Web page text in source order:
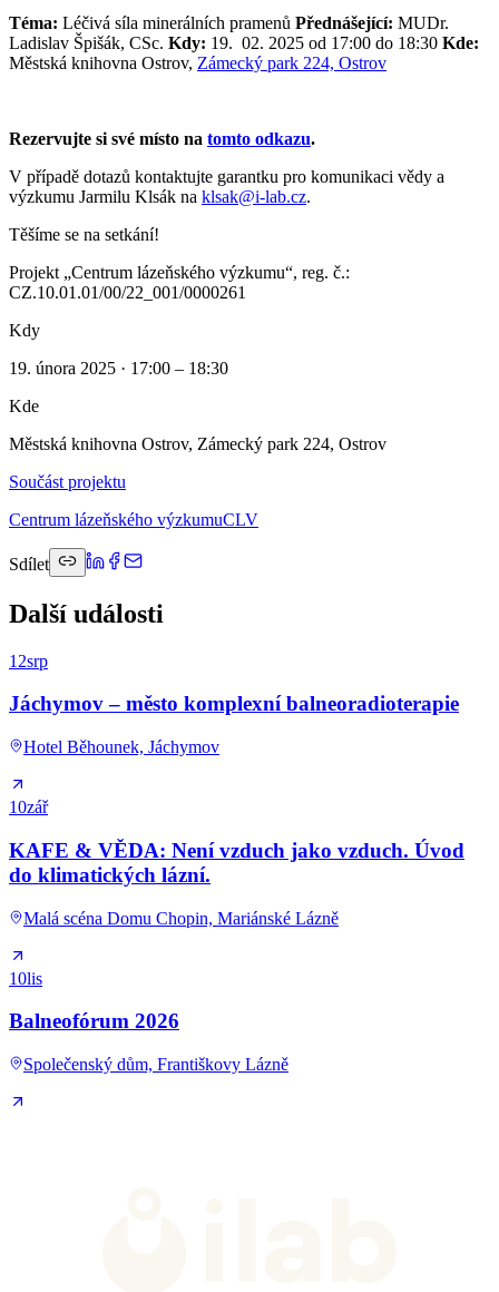
Téma: Léčivá síla minerálních pramenů Přednášející: MUDr.
Ladislav Špišák, CSc. Kdy: 19. 02. 2025 od 17:00 do 18:30 Kde:
Městská knihovna Ostrov, Zámecký park 224, Ostrov
Rezervujte si své místo na tomto odkazu.
V případě dotazů kontaktujte garantku pro komunikaci vědy a
výzkumu Jarmilu Klsák na klsak@i-lab.cz.
Těšíme se na setkání!
Projekt „Centrum lázeňského výzkumu“, reg. č.:
CZ.10.01.01/00/22_001/0000261
Kdy
19. února 2025 · 17:00 – 18:30
Kde
Městská knihovna Ostrov, Zámecký park 224, Ostrov
Součást projektu
Centrum lázeňského výzkumuCLV
Sdílet
Další události
12srp
Jáchymov – město komplexní balneoradioterapie
Hotel Běhounek, Jáchymov
10zář
KAFE & VĚDA: Není vzduch jako vzduch. Úvod
do klimatických lázní.
Malá scéna Domu Chopin, Mariánské Lázně
10lis
Balneofórum 2026
Společenský dům, Františkovy Lázně